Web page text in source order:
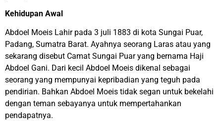
Kehidupan Awal
Abdoel Moeis Lahir pada 3 juli 1883 di kota Sungai Puar,
Padang, Sumatra Barat. Ayahnya seorang Laras atau yang
sekarang disebut Camat Sungai Puar yang bernama Haji
Abdoel Gani. Dari kecil Abdoel Moeis dikenal sebagai
seorang yang mempunyai kepribadian yang teguh pada
pendirian. Bahkan Abdoel Moeis tidak segan untuk bekelahi
dengan teman sebayanya untuk mempertahankan
pendapatnya.